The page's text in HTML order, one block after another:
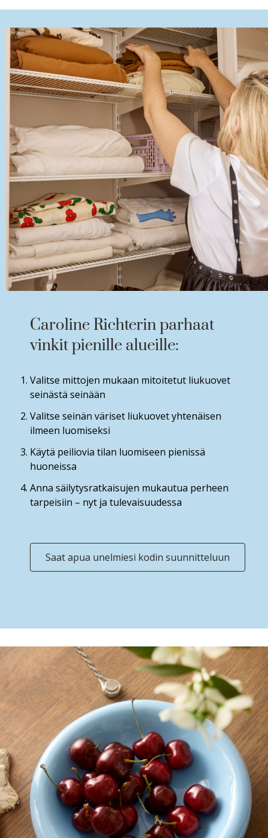
Caroline Richterin parhaat
vinkit pienille alueille:
Valitse mittojen mukaan mitoitetut liukuovet
seinästä seinään
Valitse seinän väriset liukuovet yhtenäisen
ilmeen luomiseksi
Käytä peiliovia tilan luomiseen pienissä
huoneissa
Anna säilytysratkaisujen mukautua perheen
tarpeisiin – nyt ja tulevaisuudessa
Saat apua unelmiesi kodin suunnitteluun